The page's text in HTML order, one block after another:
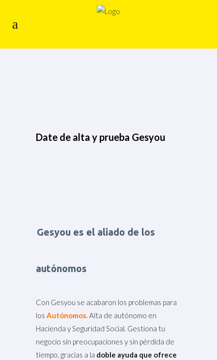
Date de alta y prueba Gesyou
Gesyou es el aliado de los
autónomos
Con Gesyou se acabaron los problemas para
los Autónomos.Alta de autónomo en
Hacienda y Seguridad Social. Gestiona tu
negocio sin preocupaciones y sin pérdida de
tiempo, gracias a la doble ayuda que ofrece